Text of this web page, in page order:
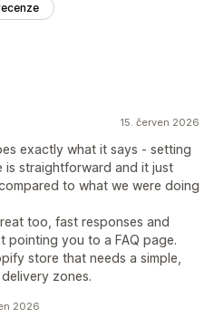
15. červen 2026
exactly what it says - setting
straightforward and it just
to what we were doing
too, fast responses and
pointing you to a FAQ page.
store that needs a simple,
zones.
2026